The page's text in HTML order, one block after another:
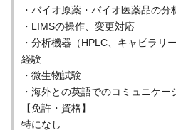
・バイオ原薬・バイオ医薬品の分
・LIMSの操作、変更対応
・分析機器（HPLC、キャピラリ
経験
・微生物試験
・海外との英語でのコミュニケー
【免許・資格】
特になし